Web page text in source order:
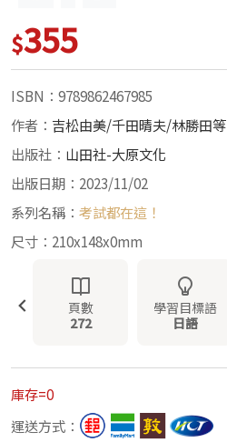
$355
ISBN：9789862467985
作者： 吉松由美/千田晴夫/林勝田等
出版社： 山田社-大原文化
出版日期：2023/11/02
系列名稱： 考試都在這！
尺寸：210x148x0mm
頁數
272
學習目標語
日語
庫存=0
運送方式：